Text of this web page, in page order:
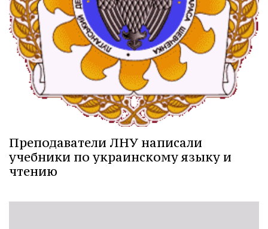
Преподаватели ЛНУ написали
учебники по украинскому языку и
чтению